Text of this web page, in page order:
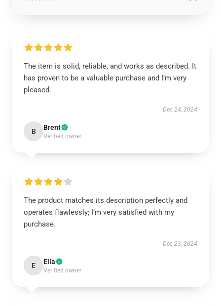
The item is solid, reliable, and works as described. It
has proven to be a valuable purchase and I’m very
pleased.
Dec 24, 2024
B Brent
Verified owner
The product matches its description perfectly and
operates flawlessly; I’m very satisfied with my
purchase.
Dec 23, 2024
E Ella
Verified owner